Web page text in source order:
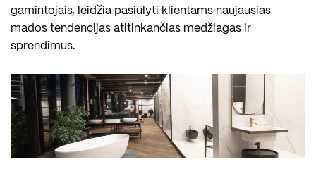
gamintojais, leidžia pasiūlyti klientams naujausias
mados tendencijas atitinkančias medžiagas ir
sprendimus.